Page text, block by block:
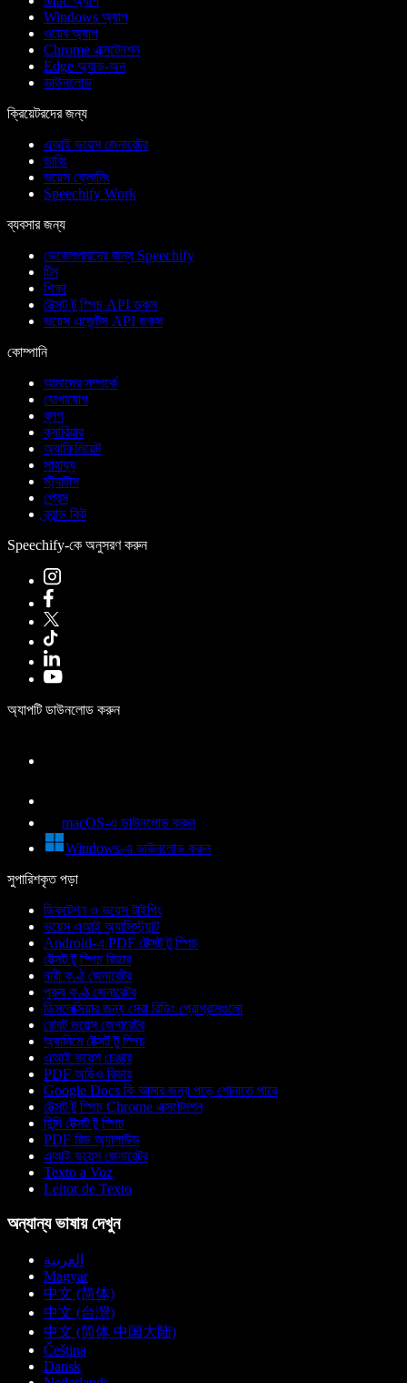
Windows অ্যাপ
ওয়েব অ্যাপ
Chrome এক্সটেনশন
Edge অ্যাড-অন
ডাউনলোড
ক্রিয়েটরদের জন্য
এআই ভয়েস জেনারেটর
ডাবিং
ভয়েস ক্লোনিং
Speechify Work
ব্যবসার জন্য
ডেভেলপারদের জন্য Speechify
টিম
শিক্ষা
টেক্সট টু স্পিচ API ডকস
ভয়েস এজেন্টস API ডকস
কোম্পানি
আমাদের সম্পর্কে
যোগাযোগ
ব্লগ
ক্যারিয়ার
অ্যাফিলিয়েট
সাহায্য
স্ট্যাটাস
প্রেস
ব্র্যান্ড কিট
Speechify-কে অনুসরণ করুন
অ্যাপটি ডাউনলোড করুন
macOS-এ ডাউনলোড করুন
Windows-এ ডাউনলোড করুন
সুপারিশকৃত পড়া
ডিকটেশন ও ভয়েস টাইপিং
ভয়েস এআই অ্যাসিস্ট্যান্ট
Android-এ PDF টেক্সট টু স্পিচ
টেক্সট টু স্পিচ রিডার
নারী কণ্ঠ জেনারেটর
পুরুষ কণ্ঠ জেনারেটর
ডিসলেক্সিয়ার জন্য সেরা রিডিং প্রোগ্রামগুলো
রোবট ভয়েস জেনারেটর
অ্যানিমে টেক্সট টু স্পিচ
এআই ভয়েস চেঞ্জার
PDF অডিও রিডার
Google Docs কি আমার জন্য পড়ে শোনাতে পারে
টেক্সট টু স্পিচ Chrome এক্সটেনশন
হিন্দি টেক্সট টু স্পিচ
PDF রিড অ্যালাউড
এআই ভয়েস জেনারেটর
Texto a Voz
Leitor de Texto
অন্যান্য ভাষায় দেখুন
العربية
Magyar
中文 (简体)
中文 (台灣)
中文 (简体 中国大陆)
Čeština
Dansk